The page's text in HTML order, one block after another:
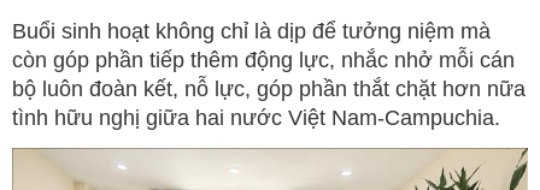
Buổi sinh hoạt không chỉ là dịp để tưởng niệm mà
còn góp phần tiếp thêm động lực, nhắc nhở mỗi cán
bộ luôn đoàn kết, nỗ lực, góp phần thắt chặt hơn nữa
tình hữu nghị giữa hai nước Việt Nam-Campuchia.